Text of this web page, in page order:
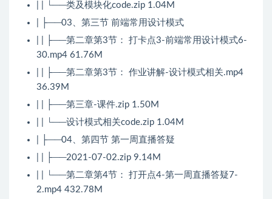
| | └──类及模块化code.zip 1.04M
| ├──03、第三节 前端常用设计模式
| | ├──第二章第3节： 打卡点3-前端常用设计模式6-
30.mp4 61.76M
| | ├──第二章第3节： 作业讲解-设计模式相关.mp4
36.39M
| | ├──第三章-课件.zip 1.50M
| | └──设计模式相关code.zip 1.04M
| ├──04、第四节 第一周直播答疑
| | ├──2021-07-02.zip 9.14M
| | └──第二章第4节： 打开点4-第一周直播答疑7-
2.mp4 432.78M